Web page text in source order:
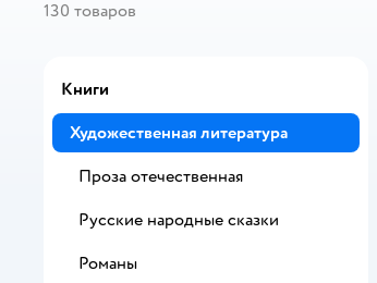
130 товаров
Книги
Художественная литература
Проза отечественная
Русские народные сказки
Романы